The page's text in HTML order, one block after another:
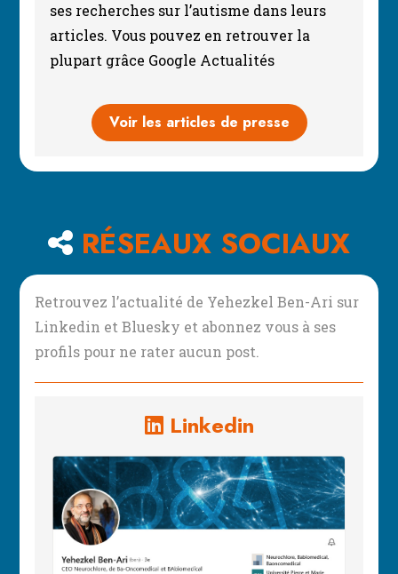
ses recherches sur l’autisme dans leurs
articles. Vous pouvez en retrouver la
plupart grâce Google Actualités
Voir les articles de presse
RÉSEAUX SOCIAUX
Retrouvez l’actualité de Yehezkel Ben-Ari sur
Linkedin et Bluesky et abonnez vous à ses
profils pour ne rater aucun post.
Linkedin